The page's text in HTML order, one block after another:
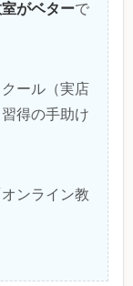
がベターで
ール（実店
得の手助け
ンライン教